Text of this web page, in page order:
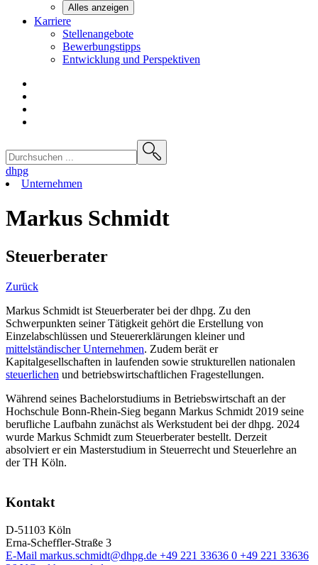
Alles anzeigen
Karriere
Stellenangebote
Bewerbungstipps
Entwicklung und Perspektiven
dhpg
Unternehmen
Markus Schmidt
Steuerberater
Zurück
Markus Schmidt ist Steuerberater bei der dhpg. Zu den
Schwerpunkten seiner Tätigkeit gehört die Erstellung von
Einzelabschlüssen und Steuererklärungen kleiner und
mittelständischer Unternehmen. Zudem berät er
Kapitalgesellschaften in laufenden sowie strukturellen nationalen
steuerlichen und betriebswirtschaftlichen Fragestellungen.
Während seines Bachelorstudiums in Betriebswirtschaft an der
Hochschule Bonn-Rhein-Sieg begann Markus Schmidt 2019 seine
berufliche Laufbahn zunächst als Werkstudent bei der dhpg. 2024
wurde Markus Schmidt zum Steuerberater bestellt. Derzeit
absolviert er ein Masterstudium in Steuerrecht und Steuerlehre an
der TH Köln.
Kontakt
D-51103 Köln
Erna-Scheffler-Straße 3
E-Mail markus.schmidt@dhpg.de +49 221 33636 0 +49 221 33636